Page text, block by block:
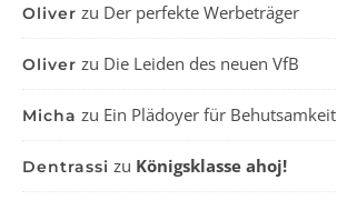
Oliver zu Der perfekte Werbeträger
Oliver zu Die Leiden des neuen VfB
Micha zu Ein Plädoyer für Behutsamkeit
Dentrassi zu Königsklasse ahoj!